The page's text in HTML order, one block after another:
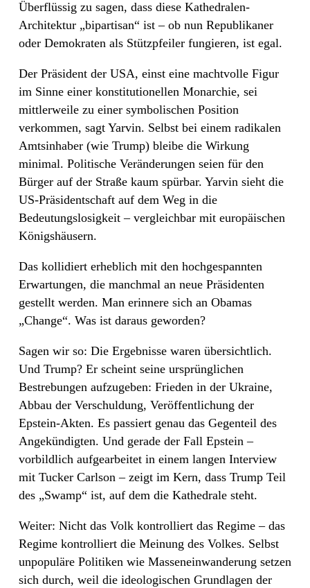
Überflüssig zu sagen, dass diese Kathedralen-
Architektur „bipartisan“ ist – ob nun Republikaner
oder Demokraten als Stützpfeiler fungieren, ist egal.
Der Präsident der USA, einst eine machtvolle Figur
im Sinne einer konstitutionellen Monarchie, sei
mittlerweile zu einer symbolischen Position
verkommen, sagt Yarvin. Selbst bei einem radikalen
Amtsinhaber (wie Trump) bleibe die Wirkung
minimal. Politische Veränderungen seien für den
Bürger auf der Straße kaum spürbar. Yarvin sieht die
US-Präsidentschaft auf dem Weg in die
Bedeutungslosigkeit – vergleichbar mit europäischen
Königshäusern.
Das kollidiert erheblich mit den hochgespannten
Erwartungen, die manchmal an neue Präsidenten
gestellt werden. Man erinnere sich an Obamas
„Change“. Was ist daraus geworden?
Sagen wir so: Die Ergebnisse waren übersichtlich.
Und Trump? Er scheint seine ursprünglichen
Bestrebungen aufzugeben: Frieden in der Ukraine,
Abbau der Verschuldung, Veröffentlichung der
Epstein-Akten. Es passiert genau das Gegenteil des
Angekündigten. Und gerade der Fall Epstein –
vorbildlich aufgearbeitet in einem langen Interview
mit Tucker Carlson – zeigt im Kern, dass Trump Teil
des „Swamp“ ist, auf dem die Kathedrale steht.
Weiter: Nicht das Volk kontrolliert das Regime – das
Regime kontrolliert die Meinung des Volkes. Selbst
unpopuläre Politiken wie Masseneinwanderung setzen
sich durch, weil die ideologischen Grundlagen der